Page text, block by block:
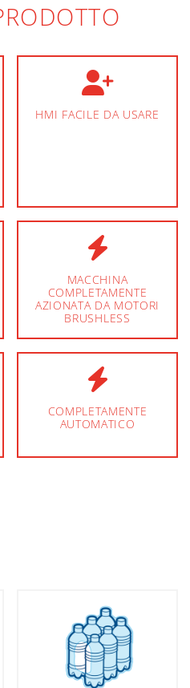
HMI FACILE DA USARE
MACCHINA
COMPLETAMENTE
AZIONATA DA MOTORI
BRUSHLESS
COMPLETAMENTE
AUTOMATICO